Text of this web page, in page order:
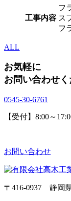
工事内容
フ
ス
フ
ALL
お気軽に
お問い合わせ
0545-30-6761
【受付】8:00～
お問い合わせ
〒416-0937 静岡